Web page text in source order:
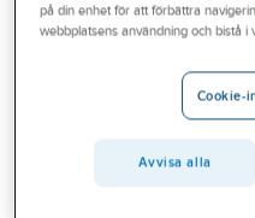
Branscher
på din enhet för att förbättra
webbplatsens användning och bistå i
Cookie-
Avvisa alla